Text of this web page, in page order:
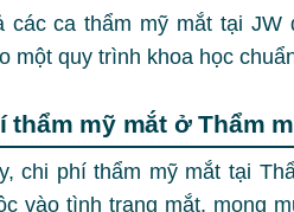
các ca thẩm mỹ mắt tại
một quy trình khoa học
thẩm mỹ mắt ở Thẩm
chi phí thẩm mỹ mắt tại
vào tình trạng mắt, mong